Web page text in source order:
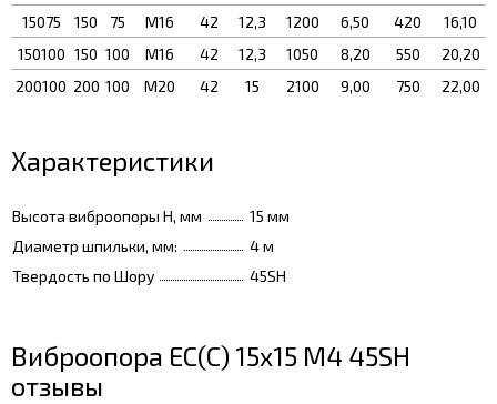
15075
150 75 М16 42 12,3 1200 6,50 420
16,10
150100 150 100 М16 42 12,3 1050 8,20 550
20,20
200100 200 100 М20 42 15 2100 9,00 750 22,00
Характеристики
Высота виброопоры H, мм
15 мм
Диаметр шпильки, мм:
4 м
Твердость по Шору
45SH
Виброопора ЕС(С) 15х15 М4 45SH
отзывы